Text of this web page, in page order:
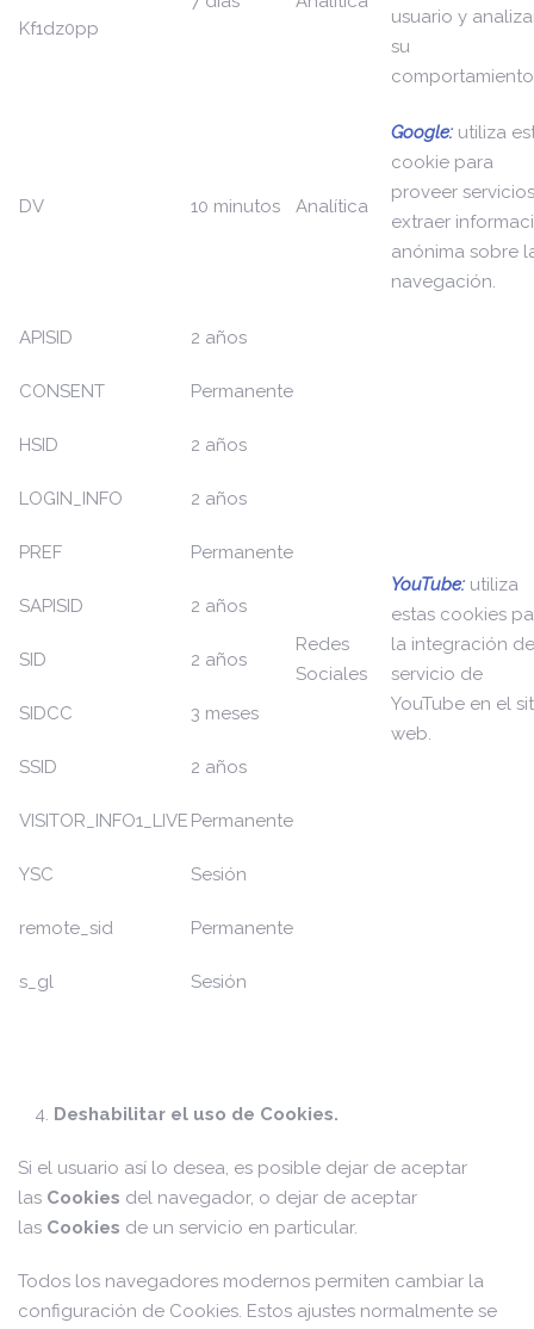
Kf1dz0pp
usuario y
su
DV 10 minutos Analítica
Google: utiliza
cookie para
proveer
extraer
anónima sobre
navegación.
APISID
CONSENT
HSID
LOGIN_INFO
PREF
SAPISID
SID
SIDCC
SSID
VISITOR_INFO1_LIVE
YSC
remote_sid
s_gl
2 años
Permanente
2 años
2 años
Permanente
2 años
2 años
3 meses
2 años
Permanente
Sesión
Permanente
Sesión
Redes
Sociales
YouTube: utiliza
estas cookies
la integración
servicio de
YouTube en el
web.
Deshabilitar el uso de Cookies.
Si el usuario así lo desea, es posible dejar de aceptar
las Cookies del navegador, o dejar de aceptar
las Cookies de un servicio en particular.
Todos los navegadores modernos permiten cambiar la
configuración de Cookies. Estos ajustes normalmente se